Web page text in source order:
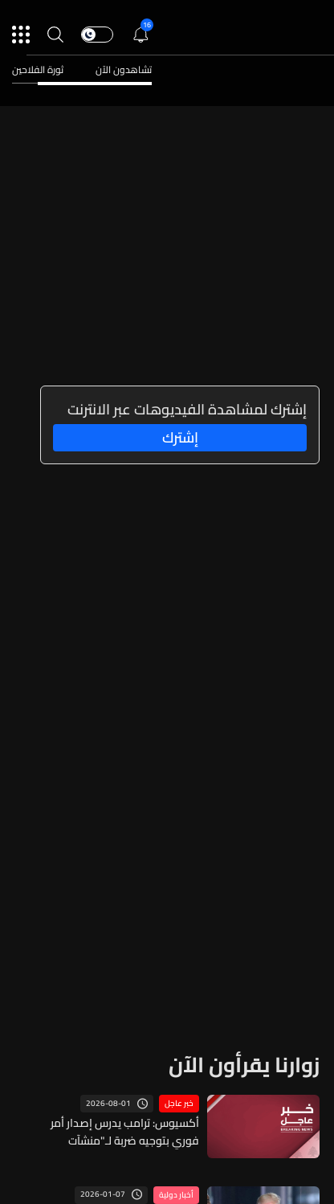
16
تشاهدون الآن ثورة الفلاحين
إشترك لمشاهدة الفيديوهات عبر الانترنت
إشترك
زوارنا يقرأون الآن
خبر عاجل 2026-08-01
أكسيوس: ترامب يدرس إصدار أمر
فوري بتوجيه ضربة لـ"منشآت
أخبار دولية 2026-01-07